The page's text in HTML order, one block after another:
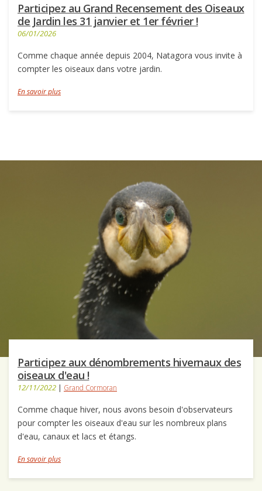
Participez au Grand Recensement des Oiseaux
de Jardin les 31 janvier et 1er février !
06/01/2026
Comme chaque année depuis 2004, Natagora vous invite à
compter les oiseaux dans votre jardin.
En savoir plus
Participez aux dénombrements hivernaux des
oiseaux d'eau !
12/11/2022 | Grand Cormoran
Comme chaque hiver, nous avons besoin d'observateurs
pour compter les oiseaux d'eau sur les nombreux plans
d'eau, canaux et lacs et étangs.
En savoir plus